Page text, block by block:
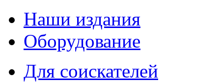
Наши издания
Оборудование
Для соискателей